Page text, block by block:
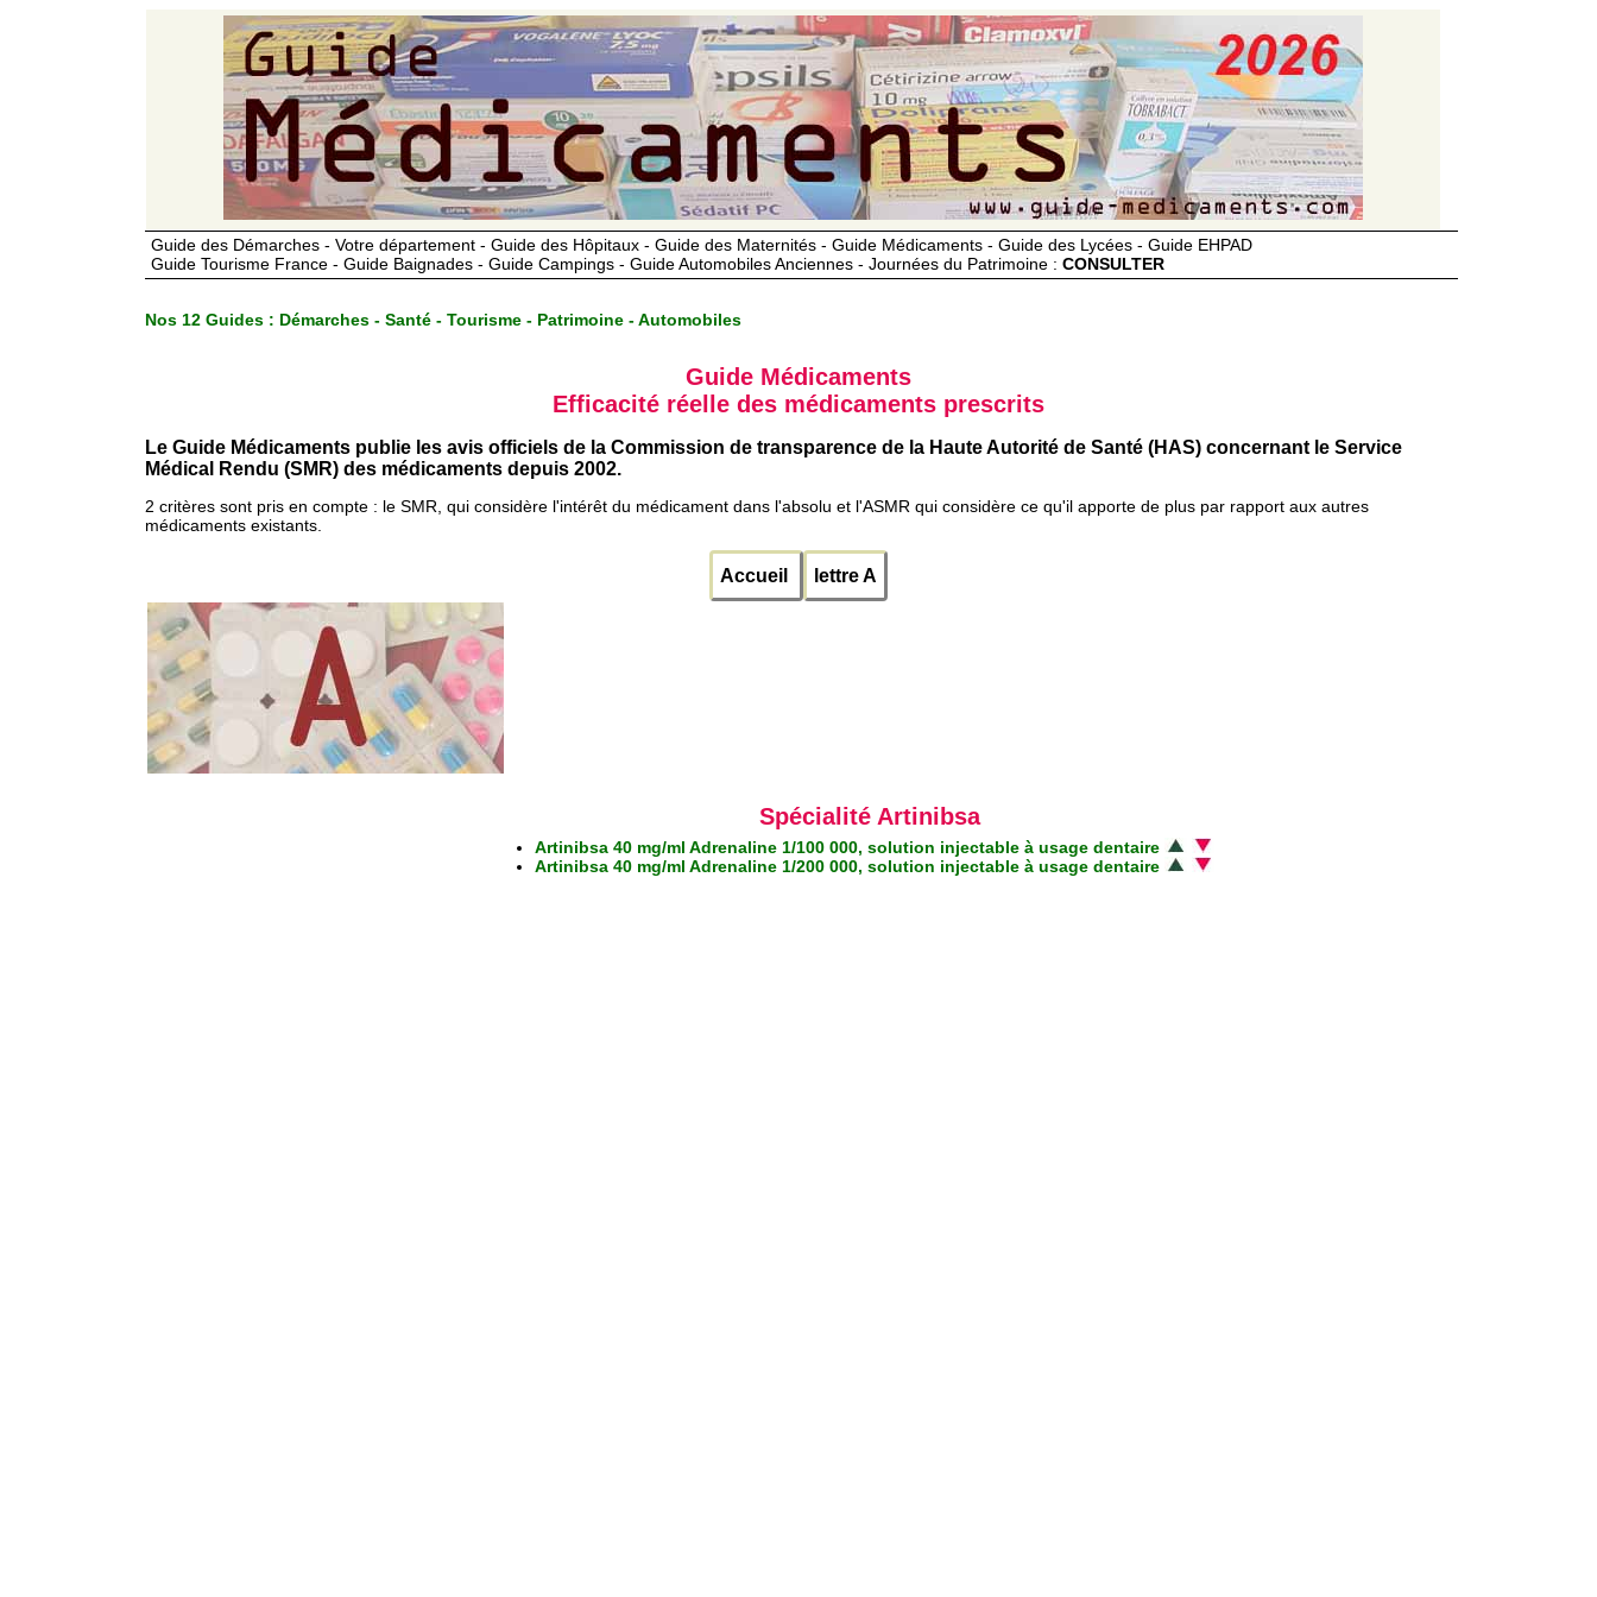
Guide des Démarches - Votre département - Guide des Hôpitaux - Guide des Maternités - Guide Médicaments - Guide des Lycées - Guide EHPAD
Guide Tourisme France - Guide Baignades - Guide Campings - Guide Automobiles Anciennes - Journées du Patrimoine : CONSULTER
Nos 12 Guides : Démarches - Santé - Tourisme - Patrimoine - Automobiles
Guide Médicaments
Efficacité réelle des médicaments prescrits
Le Guide Médicaments publie les avis officiels de la Commission de transparence de la Haute Autorité de Santé (HAS) concernant le Service
Médical Rendu (SMR) des médicaments depuis 2002.
2 critères sont pris en compte : le SMR, qui considère l'intérêt du médicament dans l'absolu et l'ASMR qui considère ce qu'il apporte de plus par rapport aux autres
médicaments existants.
Accueil lettre A
Spécialité Artinibsa
Artinibsa 40 mg/ml Adrenaline 1/100 000, solution injectable à usage dentaire
Artinibsa 40 mg/ml Adrenaline 1/200 000, solution injectable à usage dentaire